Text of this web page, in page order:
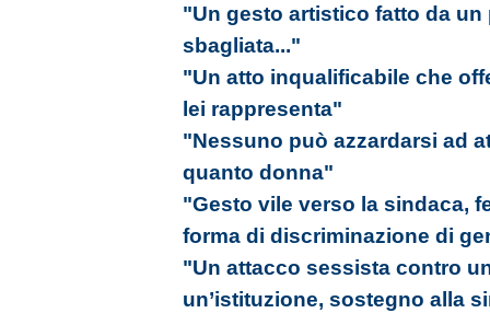
"Un gesto artistico fatto da
sbagliata..."
"Un atto inqualificabile che
lei rappresenta"
"Nessuno può azzardarsi ad
quanto donna"
"Gesto vile verso la sindaca,
forma di discriminazione di
"Un attacco sessista contro
un’istituzione, sostegno alla